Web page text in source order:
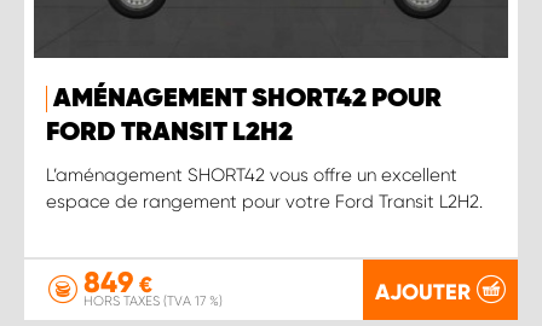
AMÉNAGEMENT SHORT42 POUR
FORD TRANSIT L2H2
L’aménagement SHORT42 vous offre un excellent
espace de rangement pour votre Ford Transit L2H2.
849 €
HORS TAXES (TVA 17 %) AJOUTER